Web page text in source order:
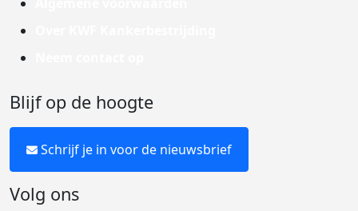
Blijf op de hoogte
Schrijf je in voor de nieuwsbrief
Volg ons